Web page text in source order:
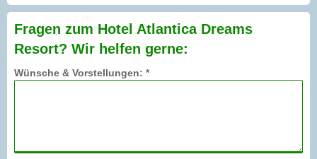
Fragen zum Hotel Atlantica Dreams
Resort? Wir helfen gerne:
Wünsche & Vorstellungen: *